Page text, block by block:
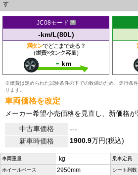
す
JC08モード
-km/L(80L)
満タンでどこまで走る？
（燃費×タンク容量）
- km
※燃費は定められた試験条件の下での数値のため、走行条
ります。
車両価格を改定
メーカー希望小売価格を見直し、新価格が
中古車価格
---
新車時価格
1900.9万円(税込)
車両重量 -kg 乗車定員
ホイールベース 2950mm シート列数